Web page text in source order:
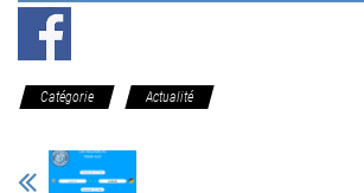
Catégorie Actualité